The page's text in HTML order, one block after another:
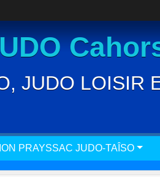
JUDO LOISIR
PRAYSSAC JUDO-TAÎSO